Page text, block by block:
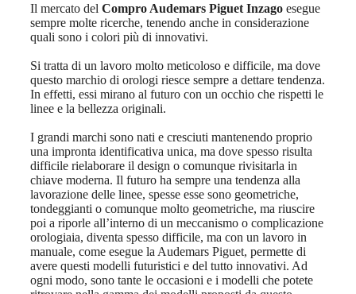
Il mercato del Compro Audemars Piguet Inzago esegue
sempre molte ricerche, tenendo anche in considerazione
quali sono i colori più di innovativi.
Si tratta di un lavoro molto meticoloso e difficile, ma dove
questo marchio di orologi riesce sempre a dettare tendenza.
In effetti, essi mirano al futuro con un occhio che rispetti le
linee e la bellezza originali.
I grandi marchi sono nati e cresciuti mantenendo proprio
una impronta identificativa unica, ma dove spesso risulta
difficile rielaborare il design o comunque rivisitarla in
chiave moderna. Il futuro ha sempre una tendenza alla
lavorazione delle linee, spesse esse sono geometriche,
tondeggianti o comunque molto geometriche, ma riuscire
poi a riporle all’interno di un meccanismo o complicazione
orologiaia, diventa spesso difficile, ma con un lavoro in
manuale, come esegue la Audemars Piguet, permette di
avere questi modelli futuristici e del tutto innovativi. Ad
ogni modo, sono tante le occasioni e i modelli che potete